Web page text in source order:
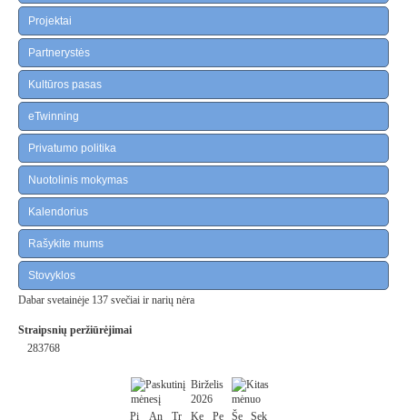
Projektai
Partnerystės
Kultūros pasas
eTwinning
Privatumo politika
Nuotolinis mokymas
Kalendorius
Rašykite mums
Stovyklos
Dabar svetainėje 137 svečiai ir narių nėra
Straipsnių peržiūrėjimai
283768
Birželis
2026
Pi
An Tr Ke Pe Še
Sek